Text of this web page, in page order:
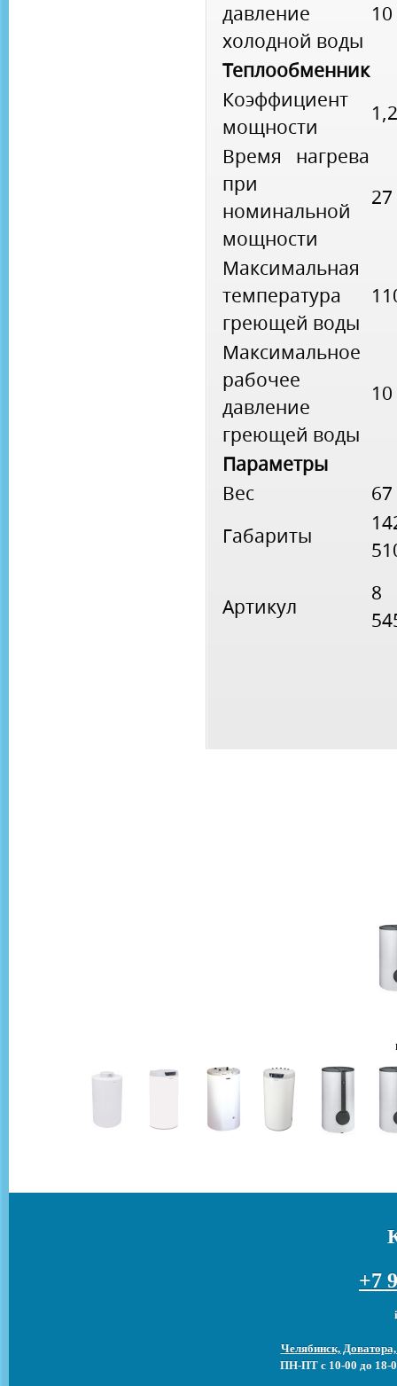
давление
холодной воды
10
Теплообменник
Коэффициент
мощности
1,2
Время нагрева
при
номинальной
мощности
27
Максимальная
температура
греющей воды
Максимальное
рабочее
давление
греющей воды
10
Параметры
Вес
67
Габариты
Артикул
8
+7
Челябинск,
ПН-ПТ с 10-00 до 18-